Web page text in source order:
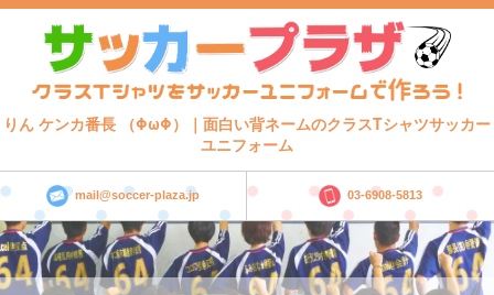
りん ケンカ番長 （ΦωΦ）｜面白い背ネームのクラスTシャツサッカー
ユニフォーム
mail@soccer-plaza.jp 03-6908-5813